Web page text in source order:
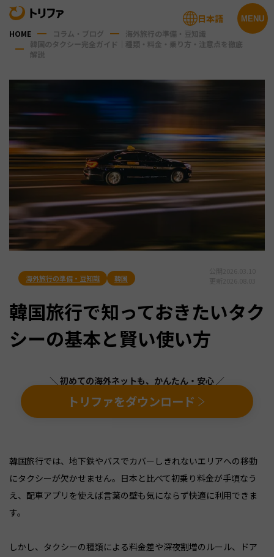
MENU
日本語
HOME コラム・ブログ
海外旅行の準備・豆知識
韓国のタクシー完全ガイド｜種類・料金・乗り方・注意点を徹底
解説
海外旅行の準備・豆知識 韓国
韓国旅行で知っておきたいタク
シーの基本と賢い使い方
＼ 初めての海外ネットも、かんたん・安心 ／
トリファをダウンロード
韓国旅行では、地下鉄やバスでカバーしきれないエリアへの移動
にタクシーが欠かせません。日本と比べて初乗り料金が手頃なう
え、配車アプリを使えば言葉の壁も気にならず快適に利用できま
す。
しかし、タクシーの種類による料金差や深夜割増のルール、ドア